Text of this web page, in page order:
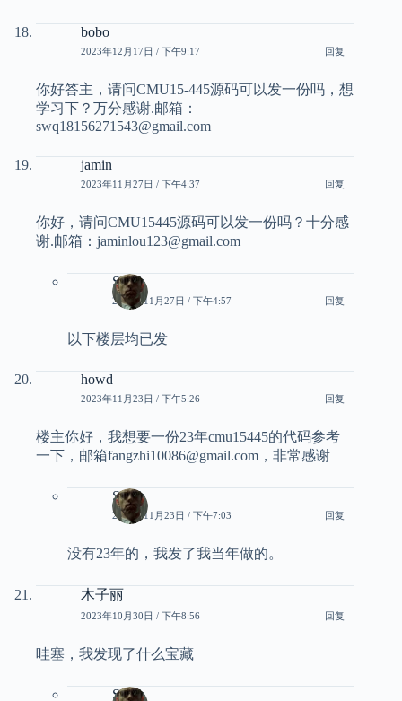
bobo
2023年12月17日 / 下午9:17 回复
你好答主，请问CMU15-445源码可以发一份吗，想
学习下？万分感谢.邮箱：
swq18156271543@gmail.com
jamin
2023年11月27日 / 下午4:37 回复
你好，请问CMU15445源码可以发一份吗？十分感
谢.邮箱：jaminlou123@gmail.com
Smith
2023年11月27日 / 下午4:57 回复
以下楼层均已发
howd
2023年11月23日 / 下午5:26 回复
楼主你好，我想要一份23年cmu15445的代码参考
一下，邮箱fangzhi10086@gmail.com，非常感谢
Smith
2023年11月23日 / 下午7:03 回复
没有23年的，我发了我当年做的。
木子丽
2023年10月30日 / 下午8:56 回复
哇塞，我发现了什么宝藏
Smith